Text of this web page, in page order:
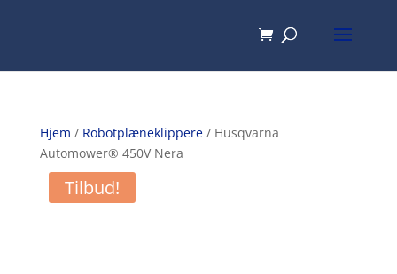
Hjem / Robotplæneklippere/ Husqvarna
Automower® 450V Nera
Tilbud!